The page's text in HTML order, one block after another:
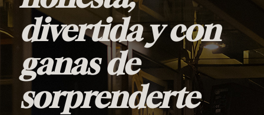
divertida y con
ganas de
sorprenderte